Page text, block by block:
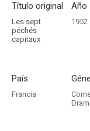
Título original
Les sept
péchés
capitaux
Año
1952
País
Francia